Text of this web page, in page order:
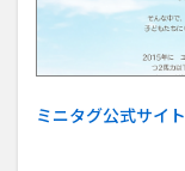
ミニタグ公式サイト